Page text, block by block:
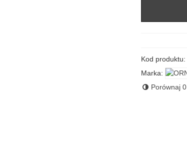
Kod produktu:
Marka:
Porównaj 0